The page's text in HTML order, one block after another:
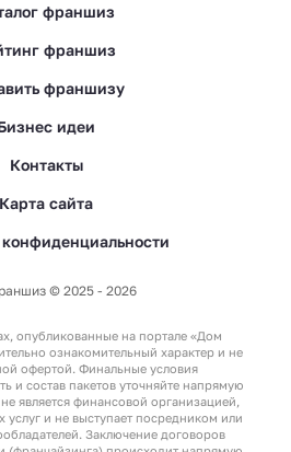
франшиз
франшиз
франшизу
идеи
Контакты
Карта сайта
© 2025 - 2026